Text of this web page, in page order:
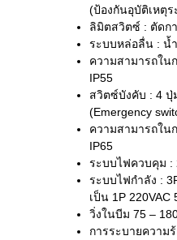
(ป้องกันอุบัติเหตุร
ลิมิตสวิตซ์ : ตัดก
ระบบหล่อลื่น : น้
ความสามารถใน
IP55
สวิตซ์บังคับ : 4
(Emergency
ความสามารถใน
IP65
ระบบไฟควบคุม :
ระบบไฟกำลัง :
เป็น 1P
วิ่งในบีม 75 –
การระบายความ